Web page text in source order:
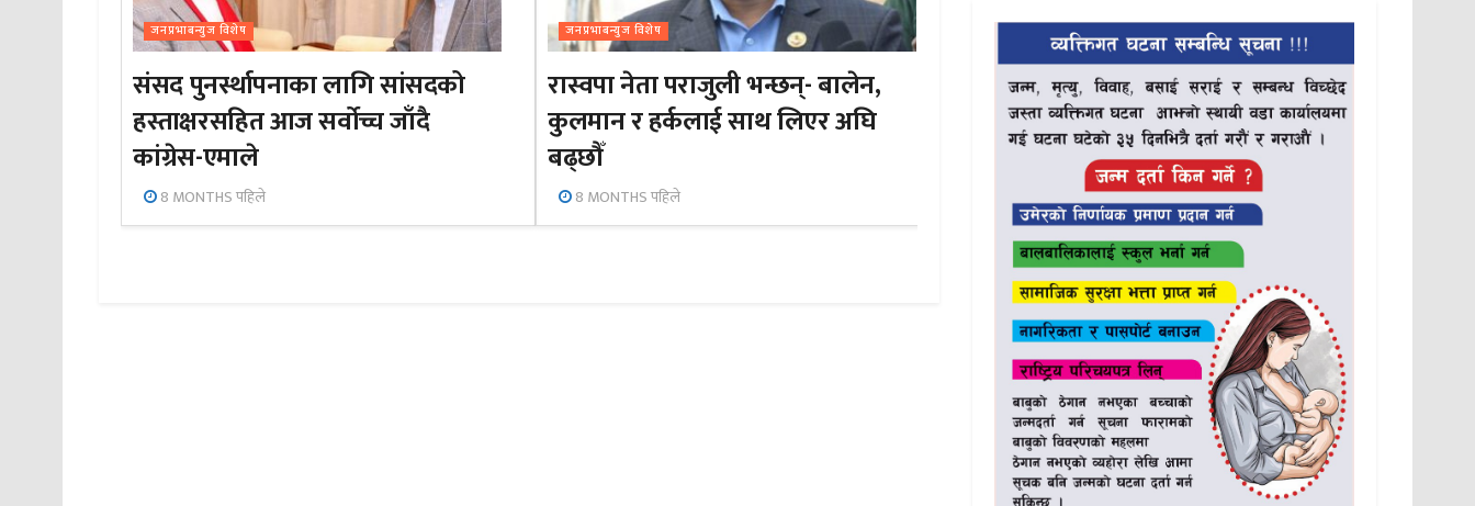
जनप्रभाबन्युज विशेष
संसद पुनर्स्थापनाका लागि सांसदको
हस्ताक्षरसहित आज सर्वोच्च जाँदै
कांग्रेस-एमाले
8 MONTHS पहिले
जनप्रभाबन्युज विशेष
रास्वपा नेता पराजुली भन्छन्- बालेन,
कुलमान र हर्कलाई साथ लिएर अघि
बढ्छौँ
8 MONTHS पहिले